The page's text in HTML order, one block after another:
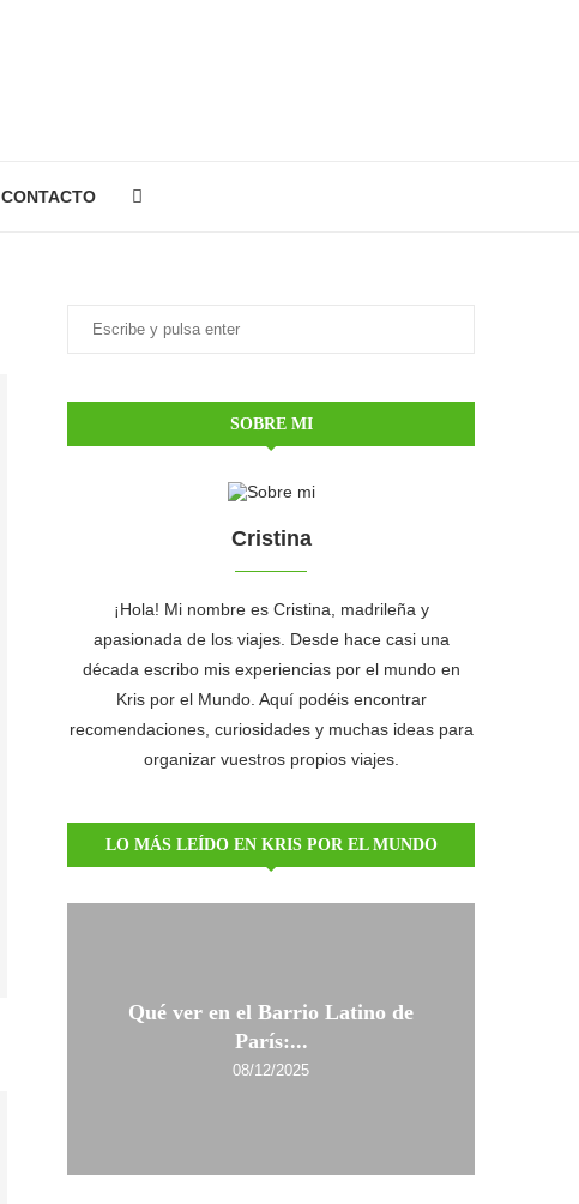
CONTACTO
SOBRE MI
Cristina
¡Hola! Mi nombre es Cristina, madrileña y
apasionada de los viajes. Desde hace casi una
década escribo mis experiencias por el mundo en
Kris por el Mundo. Aquí podéis encontrar
recomendaciones, curiosidades y muchas ideas para
organizar vuestros propios viajes.
LO MÁS LEÍDO EN KRIS POR EL MUNDO
Qué ver en el Barrio Latino de
París:...
08/12/2025